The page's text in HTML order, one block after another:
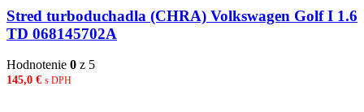
Stred turboduchadla (CHRA) Volkswagen Golf I 1.6
TD 068145702A
Hodnotenie 0 z 5
145,0 € s DPH